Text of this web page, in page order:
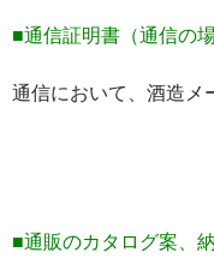
■通信証明書（通信の場
通信において、酒造メ
■通販のカタログ案、